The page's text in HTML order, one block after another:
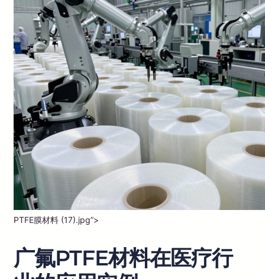
PTFE膜材料 (17).jpg”>
广氟PTFE材料在医疗行